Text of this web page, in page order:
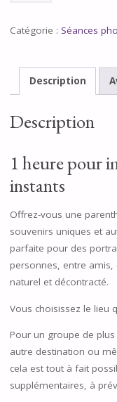
photo
heure
Catégorie : Séances
Description
Description
1 heure pour
instants
Offrez-vous une
souvenirs uniques et
parfaite pour des
personnes, entre
naturel et décontracté.
Vous choisissez le lieu
Pour un groupe de
autre destination ou
cela est tout à fait
supplémentaires, à